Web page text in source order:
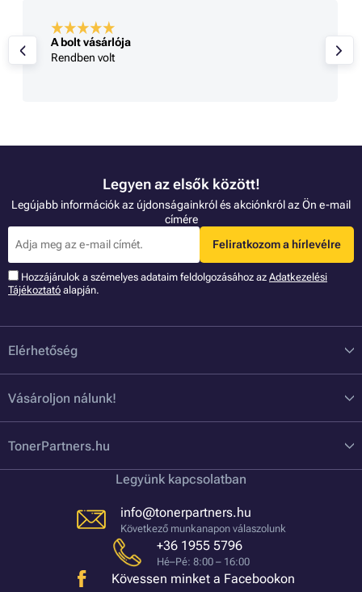
A bolt vásárlója
Rendben volt
Legyen az elsők között!
Legújabb információk az újdonságainkról és akciónkról az Ön e-mail
címére
Feliratkozom a hírlevélre
Hozzájárulok a szémelyes adataim feldolgozásához az Adatkezelési
Tájékoztató alapján.
Elérhetőség
Vásároljon nálunk!
TonerPartners.hu
Legyünk kapcsolatban
info@tonerpartners.hu
Következő munkanapon válaszolunk
+36 1955 5796
Hé–Pé: 8:00 – 16:00
Kövessen minket a Facebookon